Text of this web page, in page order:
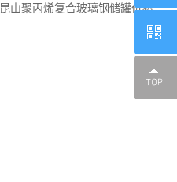
昆山聚丙烯复合玻璃钢储罐价格